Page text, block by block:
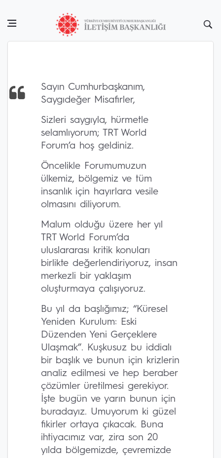
Sayın Cumhurbaşkanım,
Saygıdeğer Misafirler,
Sizleri saygıyla, hürmetle
selamlıyorum; TRT World
Forum’a hoş geldiniz.
Öncelikle Forumumuzun
ülkemiz, bölgemiz ve tüm
insanlık için hayırlara vesile
olmasını diliyorum.
Malum olduğu üzere her yıl
TRT World Forum’da
uluslararası kritik konuları
birlikte değerlendiriyoruz, insan
merkezli bir yaklaşım
oluşturmaya çalışıyoruz.
Bu yıl da başlığımız; “Küresel
Yeniden Kurulum: Eski
Düzenden Yeni Gerçeklere
Ulaşmak”. Kuşkusuz bu iddialı
bir başlık ve bunun için krizlerin
analiz edilmesi ve hep beraber
çözümler üretilmesi gerekiyor.
İşte bugün ve yarın bunun için
buradayız. Umuyorum ki güzel
fikirler ortaya çıkacak. Buna
ihtiyacımız var, zira son 20
yılda bölgemizde, çevremizde